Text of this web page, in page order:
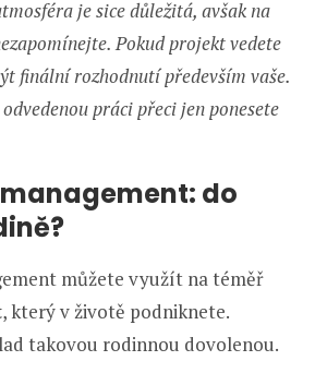
je sice důležitá, avšak na
Pokud projekt vedete
finální rozhodnutí především vaše.
práci přeci jen ponesete
do
můžete využít na téměř
, který v životě podniknete.
takovou rodinnou dovolenou.